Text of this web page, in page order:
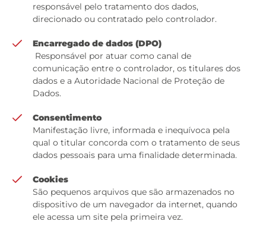
responsável pelo tratamento dos dados,
direcionado ou contratado pelo controlador.
Encarregado de dados (DPO)
Responsável por atuar como canal de
comunicação entre o controlador, os titulares dos
dados e a Autoridade Nacional de Proteção de
Dados.
Consentimento
Manifestação livre, informada e inequívoca pela
qual o titular concorda com o tratamento de seus
dados pessoais para uma finalidade determinada.
Cookies
São pequenos arquivos que são armazenados no
dispositivo de um navegador da internet, quando
ele acessa um site pela primeira vez.